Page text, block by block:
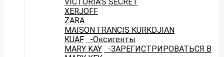
XERJOFF
ZARA
MAISON FRANCIS KURKDJIAN
KUAF
-Оксигенты
MARY KAY
-ЗАРЕГИСТРИРОВАТЬСЯ В